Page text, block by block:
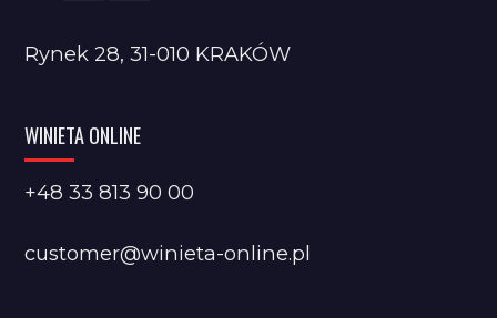
Rynek 28, 31-010 KRAKÓW
WINIETA ONLINE
+48 33 813 90 00
customer@winieta-online.pl